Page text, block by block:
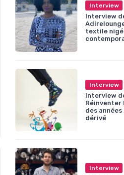
Interview
Interview
textile
Interview
Interview
Réinventer
des
dérivé
Interview